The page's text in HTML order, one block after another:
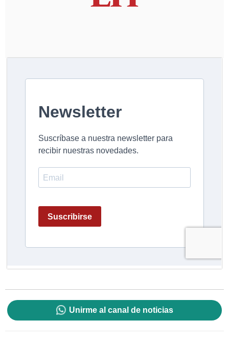
Unirme al canal de noticias